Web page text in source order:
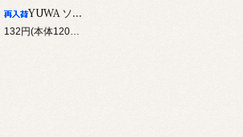
YUWA ソバカスキッズ Rough sketch（グレー）
132円(本体120円、税12円)